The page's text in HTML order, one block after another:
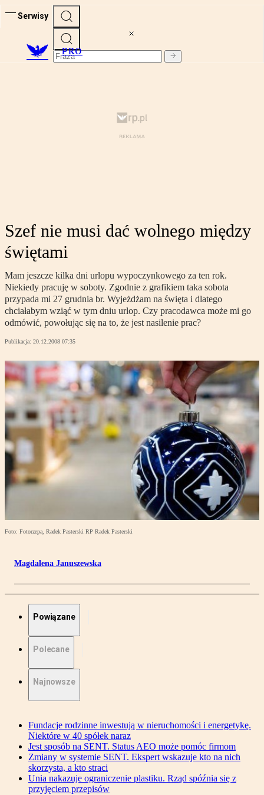
Serwisy
PRO
Szef nie musi dać wolnego między
świętami
Mam jeszcze kilka dni urlopu wypoczynkowego za ten rok.
Niekiedy pracuję w soboty. Zgodnie z grafikiem taka sobota
przypada mi 27 grudnia br. Wyjeżdżam na święta i dlatego
chciałabym wziąć w tym dniu urlop. Czy pracodawca może mi go
odmówić, powołując się na to, że jest nasilenie prac?
Publikacja: 20.12.2008 07:35
Foto: Fotorzepa, Radek Pasterski RP Radek Pasterski
Magdalena Januszewska
Powiązane
Polecane
Najnowsze
Fundacje rodzinne inwestują w nieruchomości i energetykę.
Niektóre w 40 spółek naraz
Jest sposób na SENT. Status AEO może pomóc firmom
Zmiany w systemie SENT. Ekspert wskazuje kto na nich
skorzysta, a kto straci
Unia nakazuje ograniczenie plastiku. Rząd spóźnia się z
przyjęciem przepisów